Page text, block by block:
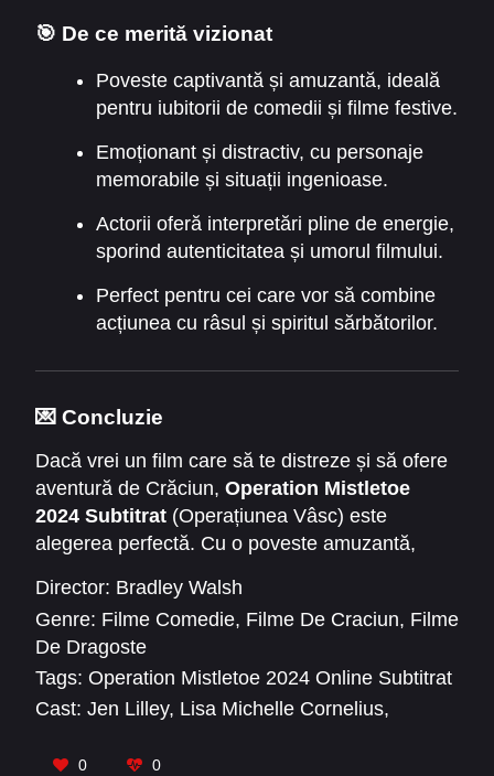
🎯 De ce merită vizionat
Poveste captivantă și amuzantă, ideală
pentru iubitorii de comedii și filme festive.
Emoționant și distractiv, cu personaje
memorabile și situații ingenioase.
Actorii oferă interpretări pline de energie,
sporind autenticitatea și umorul filmului.
Perfect pentru cei care vor să combine
acțiunea cu râsul și spiritul sărbătorilor.
💌 Concluzie
Dacă vrei un film care să te distreze și să ofere
aventură de Crăciun, Operation Mistletoe
2024 Subtitrat (Operațiunea Vâsc) este
alegerea perfectă. Cu o poveste amuzantă,
filmul oferă o experiență cinematografică
completă și festivă. Nu mai aștepta –
vizionează acum
aventurile dinOperation Mistletoe 2024
Subtitrat!
Director: Bradley Walsh
Genre: Filme Comedie, Filme De Craciun, Filme
De Dragoste
Tags: Operation Mistletoe 2024 Online Subtitrat
Cast: Jen Lilley, Lisa Michelle Cornelius,
Escobar Jr., Steve Belford
0 0